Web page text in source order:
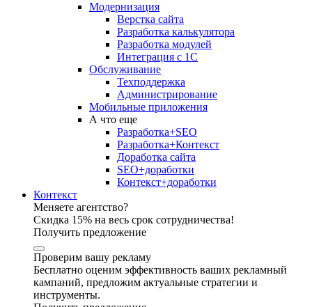
Модернизация
Верстка сайта
Разработка калькулятора
Разработка модулей
Интеграция с 1С
Обслуживание
Техподдержка
Администрирование
Мобильные приложения
А что еще
Разработка+SEO
Разработка+Контекст
Доработка сайта
SEO+доработки
Контекст+доработки
Контекст
Меняете агентство?
Скидка 15% на весь срок сотрудничества!
Получить предложение
Проверим вашу рекламу
Бесплатно оценим эффективность ваших рекламный
кампаний, предложим актуальные стратегии и
инструменты.